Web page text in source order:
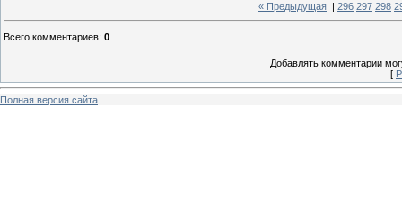
« Предыдущая 296 297 298
Всего комментариев: 0
Добавлять комментарии
[
Полная версия сайта